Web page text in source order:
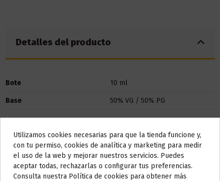
Detalles del producto
Bote 10 ml
Base 50% VG / 50% PG
Marca
En stock 99 Artículos Do not show again.
AVISO IMPORTANTE
Nos tomamos unos días
Utilizamos cookies necesarias para que la tienda funcione y,
con tu permiso, cookies de analítica y marketing para medir
el uso de la web y mejorar nuestros servicios. Puedes
aceptar todas, rechazarlas o configurar tus preferencias.
Consulta nuestra Política de cookies para obtener más